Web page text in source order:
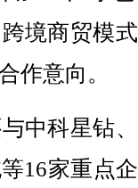
境商贸模
作意向。
中科星钻
16家重点